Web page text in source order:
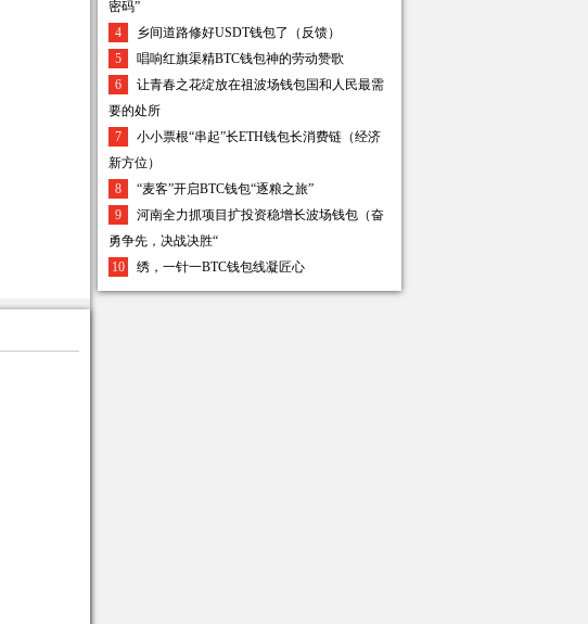
密码”
4
乡间道路修好USDT钱包了（反馈）
5
唱响红旗渠精BTC钱包神的劳动赞歌
6
让青春之花绽放在祖波场钱包国和人民最需
要的处所
7
小小票根“串起”长ETH钱包长消费链（经济
新方位）
8
“麦客”开启BTC钱包“逐粮之旅”
9
河南全力抓项目扩投资稳增长波场钱包（奋
勇争先，决战决胜“
10
绣，一针一BTC钱包线凝匠心